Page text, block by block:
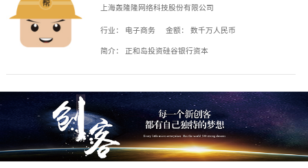
上海轰隆隆网络科技股份有限公司
行业： 电子商务 金额： 数千万人民币
简介： 正和岛投资硅谷银行资本